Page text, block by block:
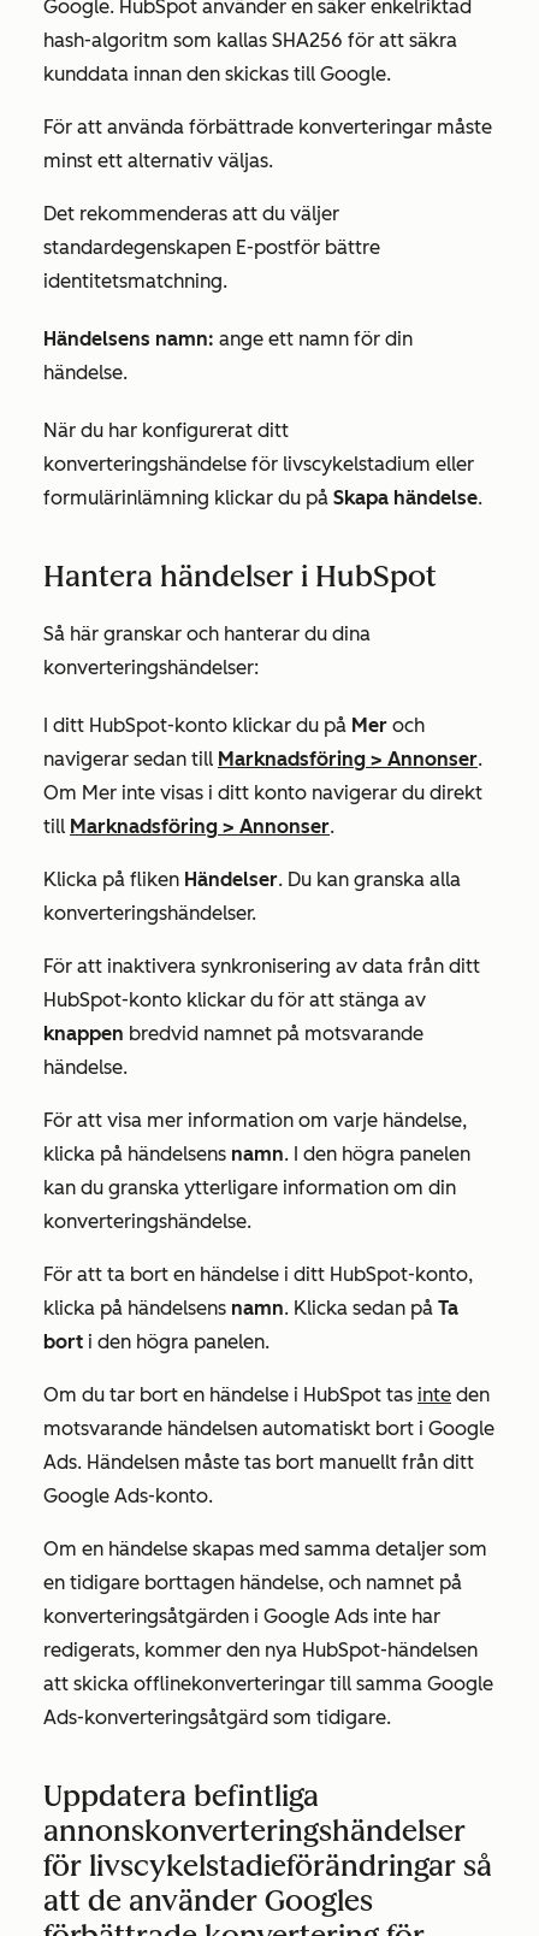
Google. HubSpot använder en säker enkelriktad
hash-algoritm som kallas SHA256 för att säkra
kunddata innan den skickas till Google.
För att använda förbättrade konverteringar måste
minst ett alternativ väljas.
Det rekommenderas att du väljer
standardegenskapen E-postför bättre
identitetsmatchning.
Händelsens namn: ange ett namn för din
händelse.
När du har konfigurerat ditt
konverteringshändelse för livscykelstadium eller
formulärinlämning klickar du på Skapa händelse.
Hantera händelser i HubSpot
Så här granskar och hanterar du dina
konverteringshändelser:
I ditt HubSpot-konto klickar du på Mer och
navigerar sedan till Marknadsföring > Annonser.
Om Mer inte visas i ditt konto navigerar du direkt
till Marknadsföring > Annonser.
Klicka på fliken Händelser. Du kan granska alla
konverteringshändelser.
För att inaktivera synkronisering av data från ditt
HubSpot-konto klickar du för att stänga av
knappen bredvid namnet på motsvarande
händelse.
För att visa mer information om varje händelse,
klicka på händelsens namn. I den högra panelen
kan du granska ytterligare information om din
konverteringshändelse.
För att ta bort en händelse i ditt HubSpot-konto,
klicka på händelsens namn. Klicka sedan på Ta
bort i den högra panelen.
Om du tar bort en händelse i HubSpot tas inte den
motsvarande händelsen automatiskt bort i Google
Ads. Händelsen måste tas bort manuellt från ditt
Google Ads-konto.
Om en händelse skapas med samma detaljer som
en tidigare borttagen händelse, och namnet på
konverteringsåtgärden i Google Ads inte har
redigerats, kommer den nya HubSpot-händelsen
att skicka offlinekonverteringar till samma Google
Ads-konverteringsåtgärd som tidigare.
Uppdatera befintliga
annonskonverteringshändelser
för livscykelstadieförändringar så
att de använder Googles